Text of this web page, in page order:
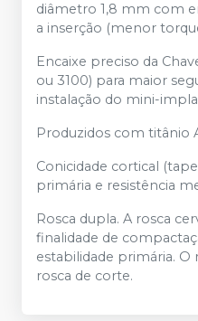
diâmetro 1,8 mm com
a inserção (menor
Encaixe preciso da
ou 3100) para maior
instalação do mini-
Produzidos com titânio
Conicidade cortical
primária e resistência
Rosca dupla. A rosca
finalidade de
estabilidade primária.
rosca de corte.